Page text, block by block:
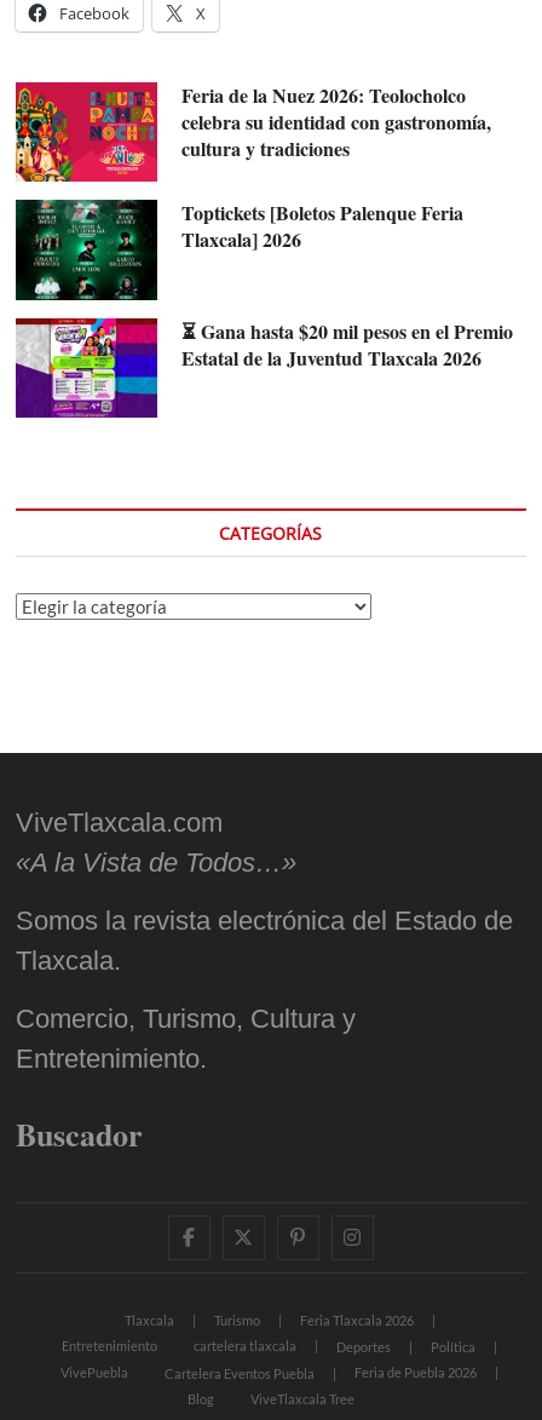
Facebook X
Feria de la Nuez 2026: Teolocholco
celebra su identidad con gastronomía,
cultura y tradiciones
Toptickets [Boletos Palenque Feria
Tlaxcala] 2026
⏳ Gana hasta $20 mil pesos en el Premio
Estatal de la Juventud Tlaxcala 2026
CATEGORÍAS
Categorías
ViveTlaxcala.com
«A la Vista de Todos…»
Somos la revista electrónica del Estado de
Tlaxcala.
Comercio, Turismo, Cultura y
Entretenimiento.
Buscador
facebooktwitter
pinterestinstagram
Tlaxcala Turismo
Feria Tlaxcala 2026
Entretenimiento
cartelera tlaxcala Deportes
Política
VivePuebla
Cartelera Eventos Puebla
Feria de Puebla 2026
Blog
ViveTlaxcala Tree